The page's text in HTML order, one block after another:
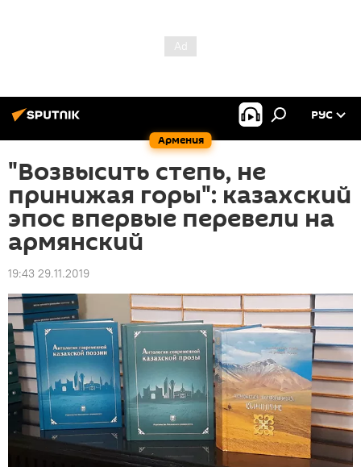
Армения
РУС
"Возвысить степь, не
принижая горы": казахский
эпос впервые перевели на
армянский
19:43 29.11.2019